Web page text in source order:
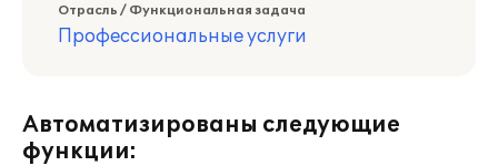
Отрасль / Функциональная задача
Профессиональные услуги
Автоматизированы следующие
функции: